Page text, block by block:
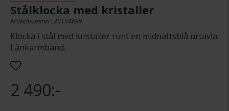
Stålklocka med kristaller
Artikelnummer: 20154699
Klocka i stål med kristaller runt en midnattsblå urtavla.
Länkarmband.
2 490:-